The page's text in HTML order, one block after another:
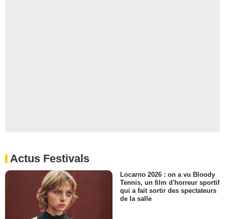
Actus Festivals
Locarno 2026 : on a vu Bloody
Tennis, un film d'horreur sportif
qui a fait sortir des spectateurs
de la salle